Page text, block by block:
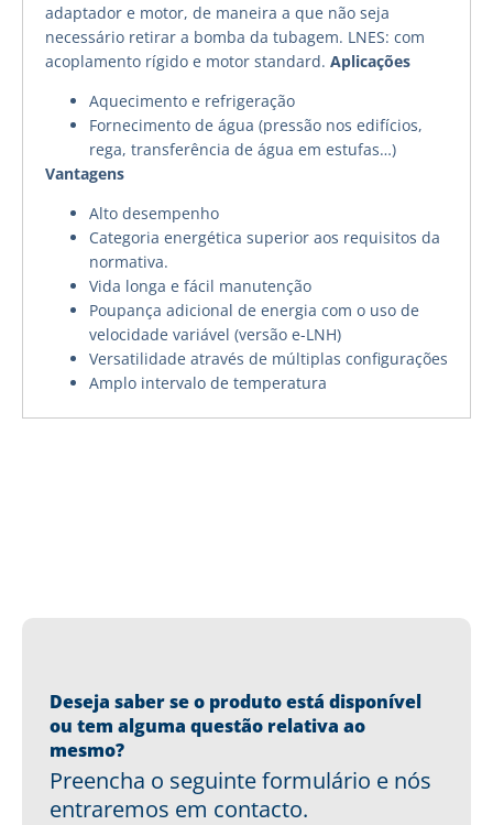
adaptador e motor, de maneira a que não seja
necessário retirar a bomba da tubagem. LNES: com
acoplamento rígido e motor standard. Aplicações
Aquecimento e refrigeração
Fornecimento de água (pressão nos edifícios,
rega, transferência de água em estufas…)
Vantagens
Alto desempenho
Categoria energética superior aos requisitos da
normativa.
Vida longa e fácil manutenção
Poupança adicional de energia com o uso de
velocidade variável (versão e-LNH)
Versatilidade através de múltiplas configurações
Amplo intervalo de temperatura
Deseja saber se o produto está disponível
ou tem alguma questão relativa ao
mesmo?
Preencha o seguinte formulário e nós
entraremos em contacto.